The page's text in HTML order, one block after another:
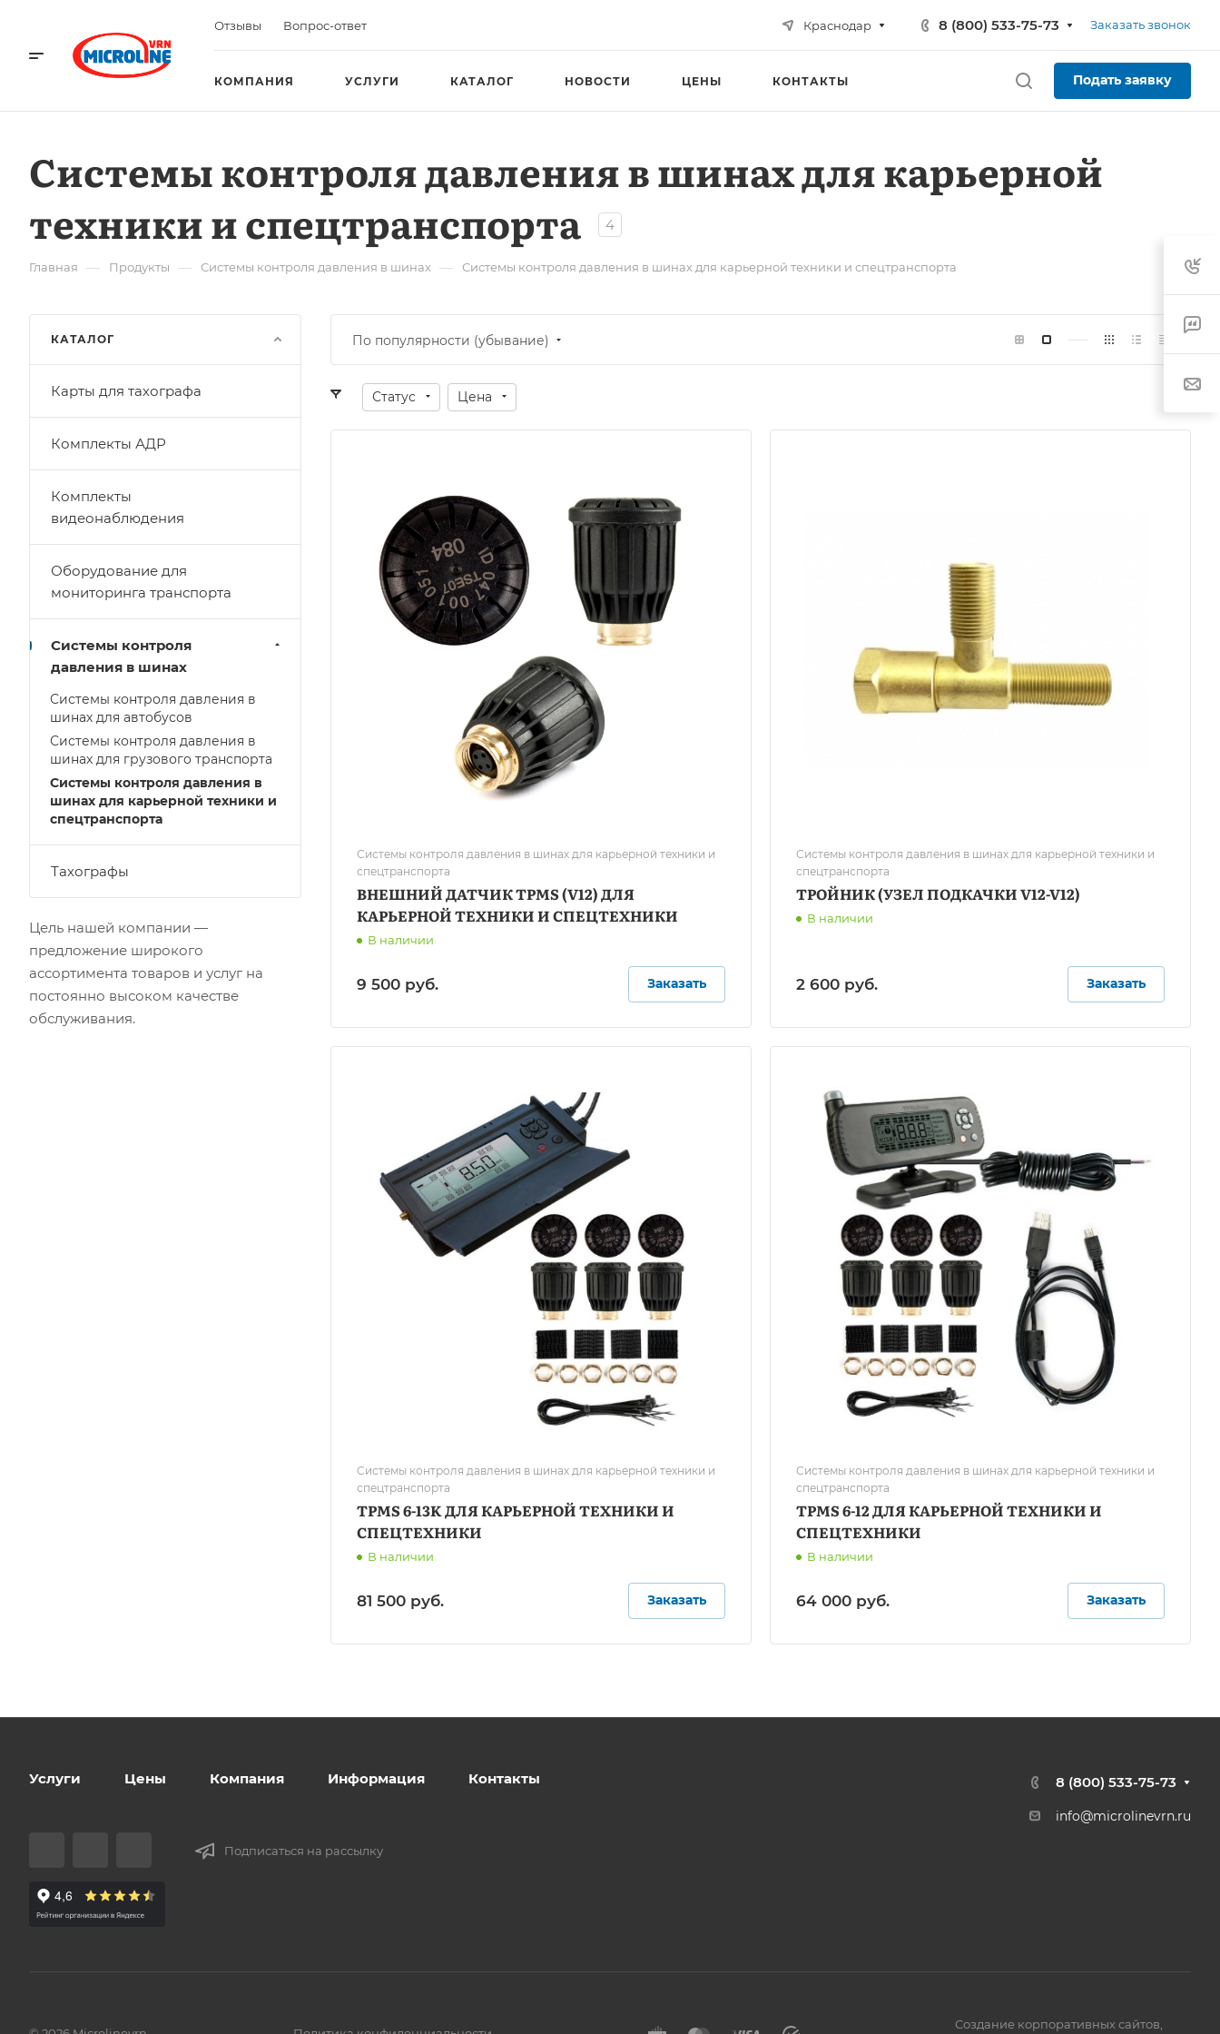
Отзывы Вопрос-ответ Краснодар 8 (800) 533-75-73 Заказать звонок
КОМПАНИЯ УСЛУГИ КАТАЛОГ НОВОСТИ ЦЕНЫ КОНТАКТЫ Подать заявку
Системы контроля давления в шинах для карьерной
техники и спецтранспорта
4
Главная — Продукты — Системы контроля давления в шинах — Системы контроля давления в шинах для карьерной техники и спецтранспорта
По популярности (убывание)
Статус Цена
Системы контроля давления в шинах для карьерной техники и
спецтранспорта
ВНЕШНИЙ ДАТЧИК TPMS (V12) ДЛЯ
КАРЬЕРНОЙ ТЕХНИКИ И СПЕЦТЕХНИКИ
В наличии
9 500 руб. Заказать
Системы контроля давления в шинах для карьерной техники и
спецтранспорта
ТРОЙНИК (УЗЕЛ ПОДКАЧКИ V12-V12)
В наличии
2 600 руб. Заказать
Системы контроля давления в шинах для карьерной техники и
спецтранспорта
TPMS 6-13K ДЛЯ КАРЬЕРНОЙ ТЕХНИКИ И
СПЕЦТЕХНИКИ
В наличии
81 500 руб. Заказать
Системы контроля давления в шинах для карьерной техники и
спецтранспорта
TPMS 6-12 ДЛЯ КАРЬЕРНОЙ ТЕХНИКИ И
СПЕЦТЕХНИКИ
В наличии
64 000 руб. Заказать
КАТАЛОГ
Карты для тахографа
Комплекты АДР
Комплекты
видеонаблюдения
Оборудование для
мониторинга транспорта
Системы контроля
давления в шинах
Системы контроля давления в
шинах для автобусов
Системы контроля давления в
шинах для грузового транспорта
Системы контроля давления в
шинах для карьерной техники и
спецтранспорта
Тахографы
Цель нашей компании —
предложение широкого
ассортимента товаров и услуг на
постоянно высоком качестве
обслуживания.
Услуги Цены Компания Информация Контакты
Подписаться на рассылку
8 (800) 533-75-73
info@microlinevrn.ru
Создание корпоративных сайтов